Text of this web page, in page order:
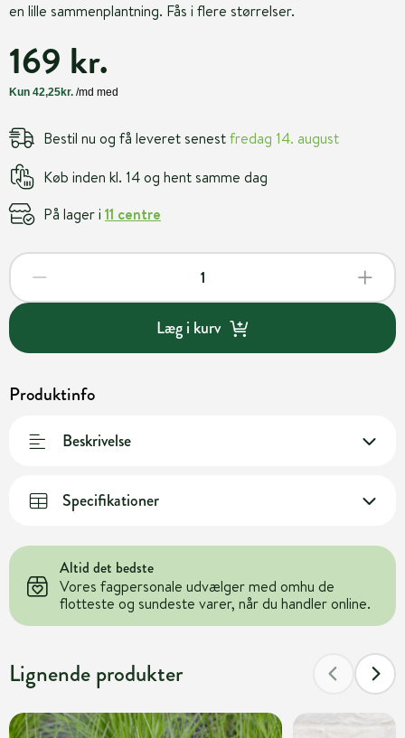
en lille sammenplantning. Fås i flere størrelser.
169 kr.
Bestil nu og få leveret senestfredag 14. august
Køb inden kl. 14 og hent samme dag
På lager i 11 centre
Læg i kurv
Produktinfo
Beskrivelse
Specifikationer
Altid det bedste
Vores fagpersonale udvælger med omhu de
flotteste og sundeste varer, når du handler online.
Lignende produkter